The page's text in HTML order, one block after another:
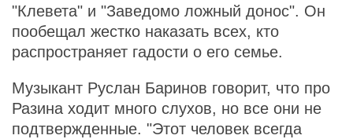
"Клевета" и "Заведомо ложный донос". Он
пообещал жестко наказать всех, кто
распространяет гадости о его семье.
Музыкант Руслан Баринов говорит, что про
Разина ходит много слухов, но все они не
подтвержденные. "Этот человек всегда